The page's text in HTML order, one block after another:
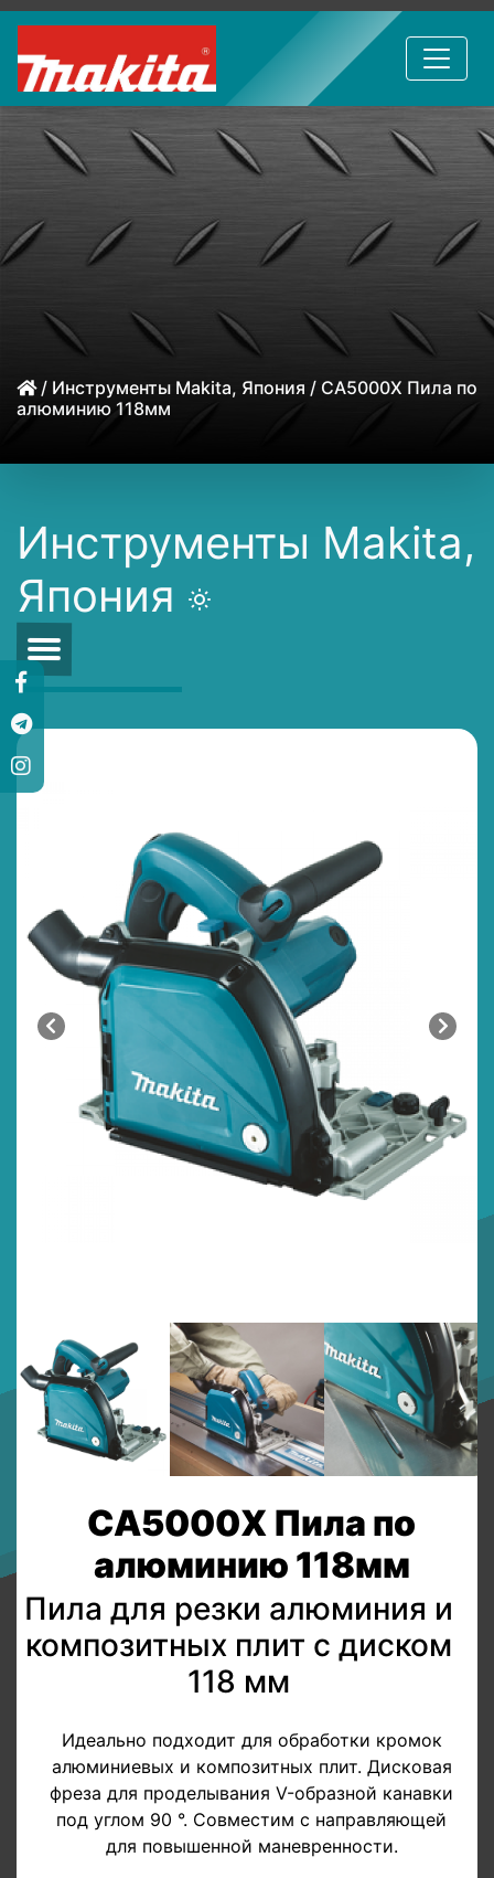
/ Инструменты Makita, Япония / CA5000X Пила по
алюминию 118мм
Инструменты Makita,
Япония
CA5000X Пила по
алюминию 118мм
Пила для резки алюминия и
композитных плит с диском
118 мм
Идеально подходит для обработки кромок
алюминиевых и композитных плит. Дисковая
фреза для проделывания V-образной канавки
под углом 90 °. Совместим с направляющей
для повышенной маневренности.